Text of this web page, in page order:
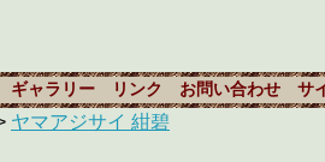
ギャラリー リンク お問い合わせ サ
ヤマアジサイ 紺碧